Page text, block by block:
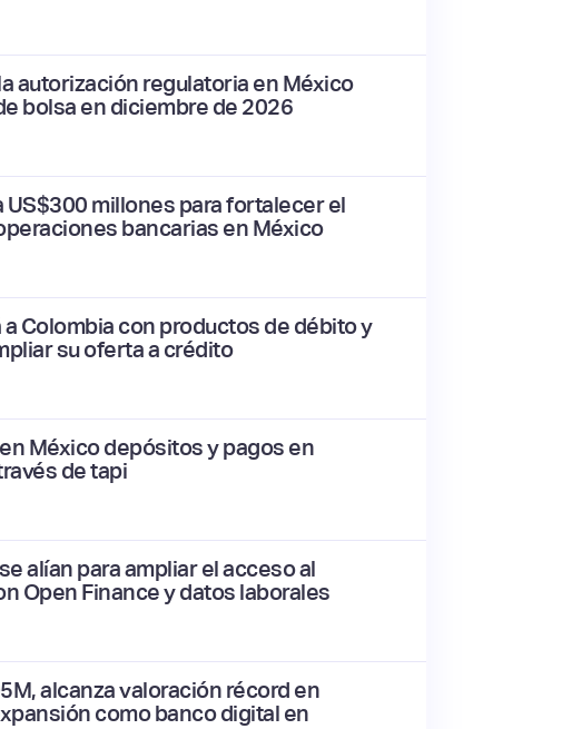
autorización regulatoria en México
bolsa en diciembre de 2026
US$300 millones para fortalecer el
bancarias en México
Colombia con productos de débito y
su oferta a crédito
México depósitos y pagos en
de tapi
alían para ampliar el acceso al
Open Finance y datos laborales
alcanza valoración récord en
como banco digital en